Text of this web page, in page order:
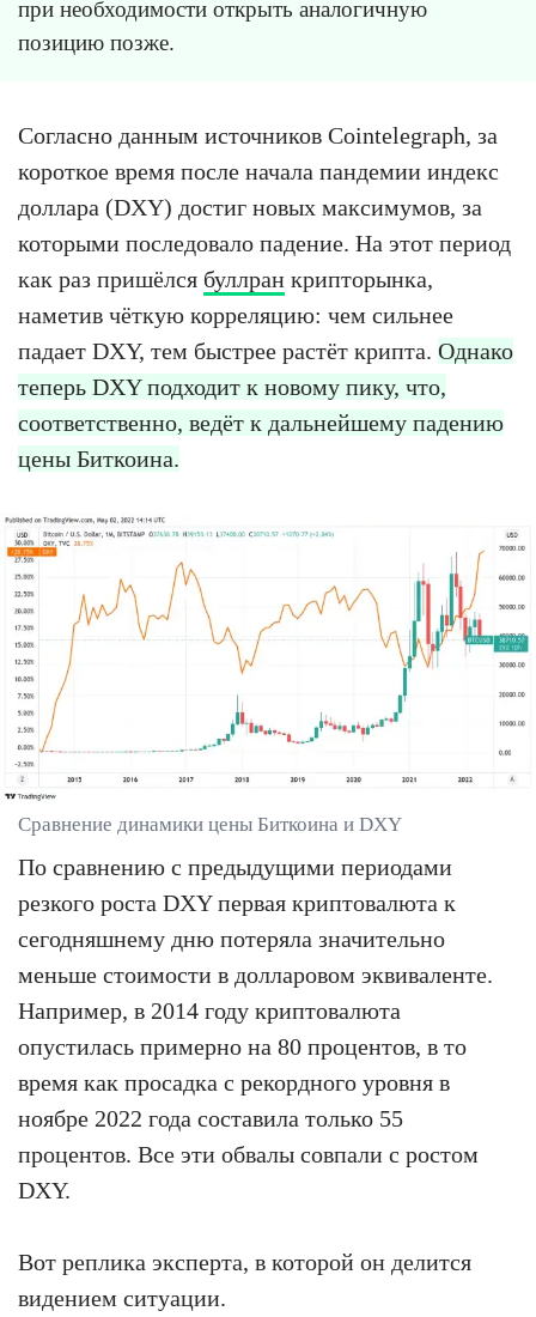
при необходимости открыть аналогичную
позицию позже.
Согласно данным источников Cointelegraph, за
короткое время после начала пандемии индекс
доллара (DXY) достиг новых максимумов, за
которыми последовало падение. На этот период
как раз пришёлся буллран крипторынка,
наметив чёткую корреляцию: чем сильнее
падает DXY, тем быстрее растёт крипта. Однако
теперь DXY подходит к новому пику, что,
соответственно, ведёт к дальнейшему падению
цены Биткоина.
Сравнение динамики цены Биткоина и DXY
По сравнению с предыдущими периодами
резкого роста DXY первая криптовалюта к
сегодняшнему дню потеряла значительно
меньше стоимости в долларовом эквиваленте.
Например, в 2014 году криптовалюта
опустилась примерно на 80 процентов, в то
время как просадка с рекордного уровня в
ноябре 2022 года составила только 55
процентов. Все эти обвалы совпали с ростом
DXY.
Вот реплика эксперта, в которой он делится
видением ситуации.